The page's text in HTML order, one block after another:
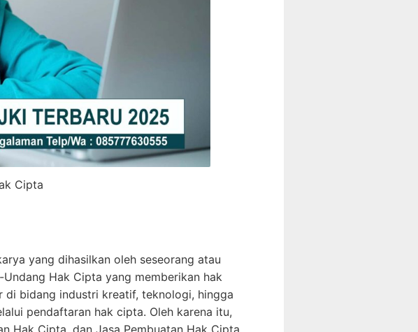
Cipta
yang dihasilkan oleh seseorang atau
Hak Cipta yang memberikan hak
bidang industri kreatif, teknologi, hingga
pendaftaran hak cipta. Oleh karena itu,
Hak Cipta, dan Jasa Pembuatan Hak Cipta